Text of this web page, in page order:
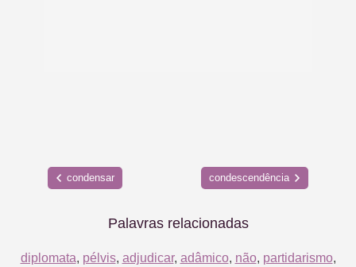
condensar condescendência
Palavras relacionadas
diplomata, pélvis, adjudicar, adâmico, não, partidarismo,